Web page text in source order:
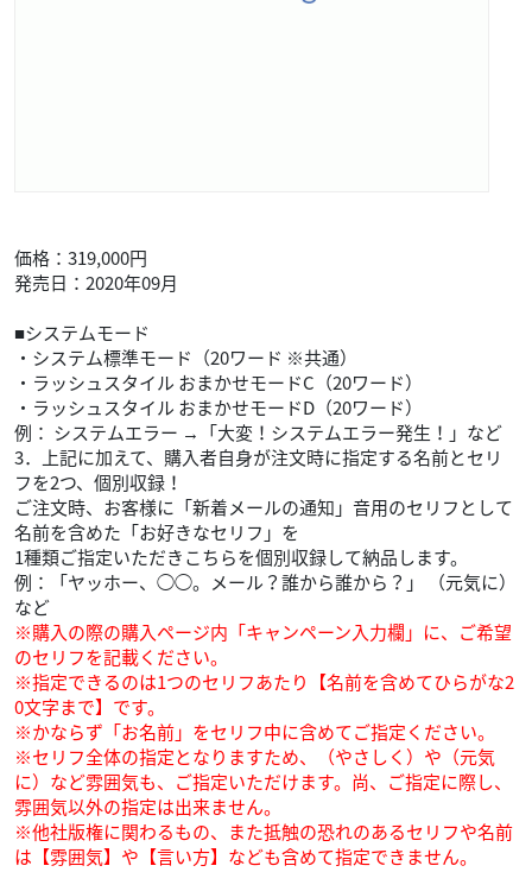
価格：319,000円
発売日：2020年09月
■システムモード
・システム標準モード（20ワード ※共通）
・ラッシュスタイル おまかせモードC（20ワード）
・ラッシュスタイル おまかせモードD（20ワード）
例： システムエラー →「大変！システムエラー発生！」など
3．上記に加えて、購入者自身が注文時に指定する名前とセリ
フを2つ、個別収録！
ご注文時、お客様に「新着メールの通知」音用のセリフとして
名前を含めた「お好きなセリフ」を
1種類ご指定いただきこちらを個別収録して納品します。
例：「ヤッホー、◯◯。メール？誰から誰から？」 （元気に）
など
※購入の際の購入ページ内「キャンペーン入力欄」に、ご希望
のセリフを記載ください。
※指定できるのは1つのセリフあたり【名前を含めてひらがな2
0文字まで】です。
※かならず「お名前」をセリフ中に含めてご指定ください。
※セリフ全体の指定となりますため、（やさしく）や（元気
に）など雰囲気も、ご指定いただけます。尚、ご指定に際し、
雰囲気以外の指定は出来ません。
※他社版権に関わるもの、また抵触の恐れのあるセリフや名前
は【雰囲気】や【言い方】なども含めて指定できません。